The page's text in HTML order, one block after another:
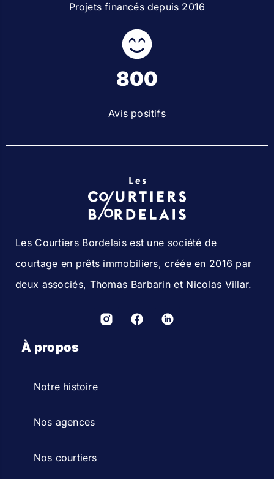
Projets financés depuis 2016
800
Avis positifs
Les Courtiers Bordelais est une société de
courtage en prêts immobiliers, créée en 2016 par
deux associés, Thomas Barbarin et Nicolas Villar.
À propos
Notre histoire
Nos agences
Nos courtiers